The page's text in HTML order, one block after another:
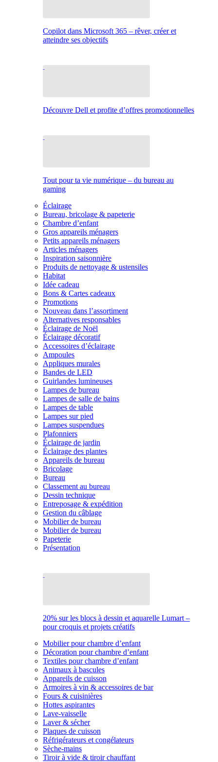
Copilot dans Microsoft 365 – rêver, créer et
atteindre ses objectifs
Découvre Dell et profite d’offres promotionnelles
Tout pour ta vie numérique – du bureau au
gaming
Éclairage
Bureau, bricolage & papeterie
Chambre d’enfant
Gros appareils ménagers
Petits appareils ménagers
Articles ménagers
Inspiration saisonnière
Produits de nettoyage & ustensiles
Habitat
Idée cadeau
Bons & Cartes cadeaux
Promotions
Nouveau dans l’assortiment
Alternatives responsables
Éclairage de Noël
Éclairage décoratif
Accessoires d’éclairage
Ampoules
Appliques murales
Bandes de LED
Guirlandes lumineuses
Lampes de bureau
Lampes de salle de bains
Lampes de table
Lampes sur pied
Lampes suspendues
Plafonniers
Éclairage de jardin
Éclairage des plantes
Appareils de bureau
Bricolage
Bureau
Classement au bureau
Dessin technique
Entreposage & expédition
Gestion du câblage
Mobilier de bureau
Mobilier de bureau
Papeterie
Présentation
20% sur les blocs à dessin et aquarelle Lumart –
pour croquis et projets créatifs
Mobilier pour chambre d’enfant
Décoration pour chambre d’enfant
Textiles pour chambre d’enfant
Animaux à bascules
Appareils de cuisson
Armoires à vin & accessoires de bar
Fours & cuisinières
Hottes aspirantes
Lave-vaisselle
Laver & sécher
Plaques de cuisson
Réfrigérateurs et congélateurs
Sèche-mains
Tiroir à vide & tiroir chauffant